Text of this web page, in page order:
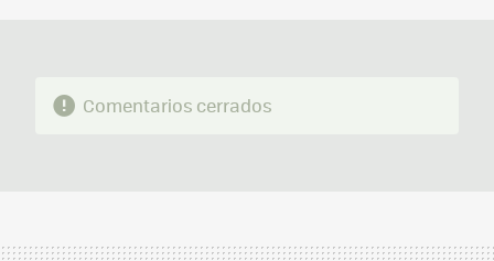
Comentarios cerrados